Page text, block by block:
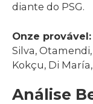
diante do PSG.
Onze provável:
Silva,
Kokçu, Di
Análise